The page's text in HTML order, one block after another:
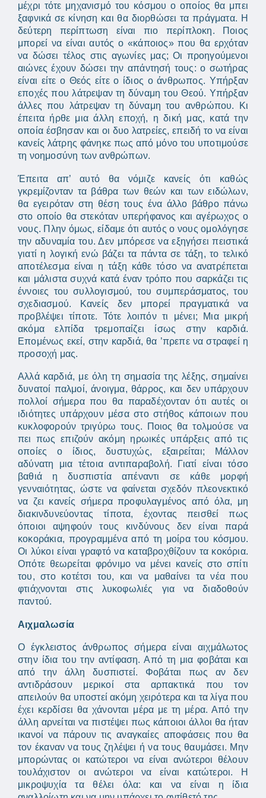
μέχρι τότε μηχανισμό του κόσμου ο οποίος θα μπει
ξαφνικά σε κίνηση και θα διορθώσει τα πράγματα. Η
δεύτερη περίπτωση είναι πιο περίπλοκη. Ποιος
μπορεί να είναι αυτός ο «κάποιος» που θα ερχόταν
να δώσει τέλος στις αγωνίες μας; Οι προηγούμενοι
αιώνες έχουν δώσει την απάντησή τους: ο σωτήρας
είναι είτε ο Θεός είτε ο ίδιος ο άνθρωπος. Υπήρξαν
εποχές που λάτρεψαν τη δύναμη του Θεού. Υπήρξαν
άλλες που λάτρεψαν τη δύναμη του ανθρώπου. Κι
έπειτα ήρθε μια άλλη εποχή, η δική μας, κατά την
οποία έσβησαν και οι δυο λατρείες, επειδή το να είναι
κανείς λάτρης φάνηκε πως από μόνο του υποτιμούσε
τη νοημοσύνη των ανθρώπων.
Έπειτα απ’ αυτό θα νόμιζε κανείς ότι καθώς
γκρεμίζονταν τα βάθρα των θεών και των ειδώλων,
θα εγειρόταν στη θέση τους ένα άλλο βάθρο πάνω
στο οποίο θα στεκόταν υπερήφανος και αγέρωχος ο
νους. Πλην όμως, είδαμε ότι αυτός ο νους ομολόγησε
την αδυναμία του. Δεν μπόρεσε να εξηγήσει πειστικά
γιατί η λογική ενώ βάζει τα πάντα σε τάξη, το τελικό
αποτέλεσμα είναι η τάξη κάθε τόσο να ανατρέπεται
και μάλιστα συχνά κατά έναν τρόπο που σαρκάζει τις
έννοιες του συλλογισμού, του συμπεράσματος, του
σχεδιασμού. Κανείς δεν μπορεί πραγματικά να
προβλέψει τίποτε. Τότε λοιπόν τι μένει; Μια μικρή
ακόμα ελπίδα τρεμοπαίζει ίσως στην καρδιά.
Επομένως εκεί, στην καρδιά, θα ’πρεπε να στραφεί η
προσοχή μας.
Αλλά καρδιά, με όλη τη σημασία της λέξης, σημαίνει
δυνατοί παλμοί, άνοιγμα, θάρρος, και δεν υπάρχουν
πολλοί σήμερα που θα παραδέχονταν ότι αυτές οι
ιδιότητες υπάρχουν μέσα στο στήθος κάποιων που
κυκλοφορούν τριγύρω τους. Ποιος θα τολμούσε να
πει πως επιζούν ακόμη ηρωικές υπάρξεις από τις
οποίες ο ίδιος, δυστυχώς, εξαιρείται; Μάλλον
αδύνατη μια τέτοια αντιπαραβολή. Γιατί είναι τόσο
βαθιά η δυσπιστία απέναντι σε κάθε μορφή
γενναιότητας, ώστε να φαίνεται σχεδόν πλεονεκτικό
να ζει κανείς σήμερα προφυλαγμένος από όλα, μη
διακινδυνεύοντας τίποτα, έχοντας πεισθεί πως
όποιοι αψηφούν τους κινδύνους δεν είναι παρά
κοκοράκια, προγραμμένα από τη μοίρα του κόσμου.
Οι λύκοι είναι γραφτό να καταβροχθίζουν τα κοκόρια.
Οπότε θεωρείται φρόνιμο να μένει κανείς στο σπίτι
του, στο κοτέτσι του, και να μαθαίνει τα νέα που
φτιάχνονται στις λυκοφωλιές για να διαδοθούν
παντού.
Αιχμαλωσία
Ο έγκλειστος άνθρωπος σήμερα είναι αιχμάλωτος
στην ίδια του την αντίφαση. Από τη μια φοβάται και
από την άλλη δυσπιστεί. Φοβάται πως αν δεν
αντιδράσουν μερικοί στα αρπακτικά που τον
απειλούν θα υποστεί ακόμη χειρότερα και τα λίγα που
έχει κερδίσει θα χάνονται μέρα με τη μέρα. Από την
άλλη αρνείται να πιστέψει πως κάποιοι άλλοι θα ήταν
ικανοί να πάρουν τις αναγκαίες αποφάσεις που θα
τον έκαναν να τους ζηλέψει ή να τους θαυμάσει. Μην
μπορώντας οι κατώτεροι να είναι ανώτεροι θέλουν
τουλάχιστον οι ανώτεροι να είναι κατώτεροι. Η
μικροψυχία τα θέλει όλα: και να είναι η ίδια